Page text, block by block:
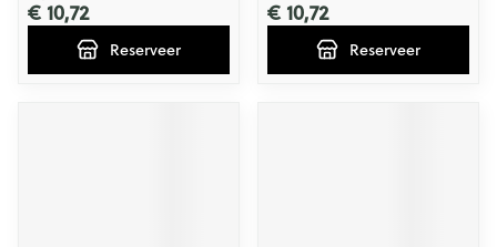
€ 10,72
Reserveer
€ 10,72
Reserveer